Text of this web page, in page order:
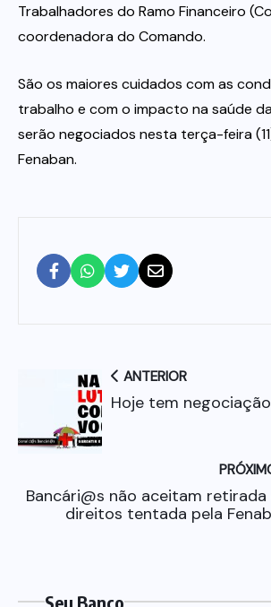
Trabalhadores do Ramo Financeiro
coordenadora do Comando.
São os maiores cuidados com as
trabalho e com o impacto na saúde
serão negociados nesta terça-feira
Fenaban.
ANTERIOR
Hoje tem
Bancári@s não aceitam retirada
direitos tentada pela
Seu Banco